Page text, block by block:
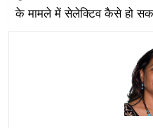
के मामले में सेलेक्टिव कैसे हो